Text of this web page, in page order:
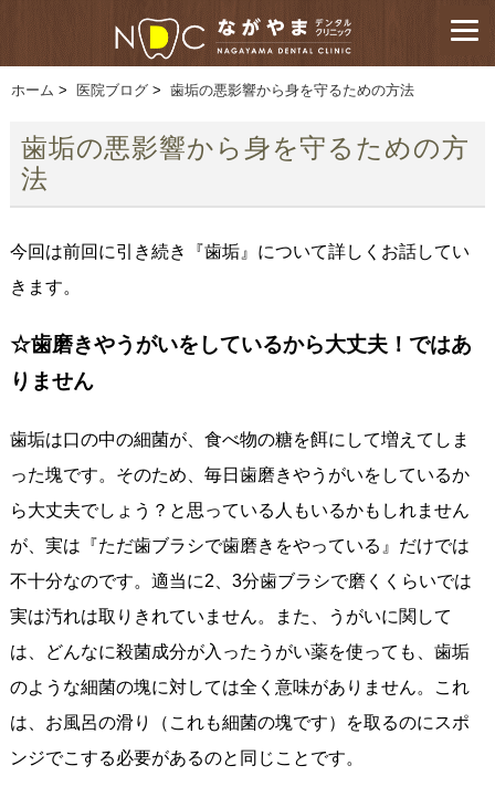
ホーム > 医院ブログ > 歯垢の悪影響から身を守るための方法
歯垢の悪影響から身を守るための方
法
今回は前回に引き続き『歯垢』について詳しくお話してい
きます。
☆歯磨きやうがいをしているから大丈夫！ではあ
りません
歯垢は口の中の細菌が、食べ物の糖を餌にして増えてしま
った塊です。そのため、毎日歯磨きやうがいをしているか
ら大丈夫でしょう？と思っている人もいるかもしれません
が、実は『ただ歯ブラシで歯磨きをやっている』だけでは
不十分なのです。適当に2、3分歯ブラシで磨くくらいでは
実は汚れは取りきれていません。また、うがいに関して
は、どんなに殺菌成分が入ったうがい薬を使っても、歯垢
のような細菌の塊に対しては全く意味がありません。これ
は、お風呂の滑り（これも細菌の塊です）を取るのにスポ
ンジでこする必要があるのと同じことです。